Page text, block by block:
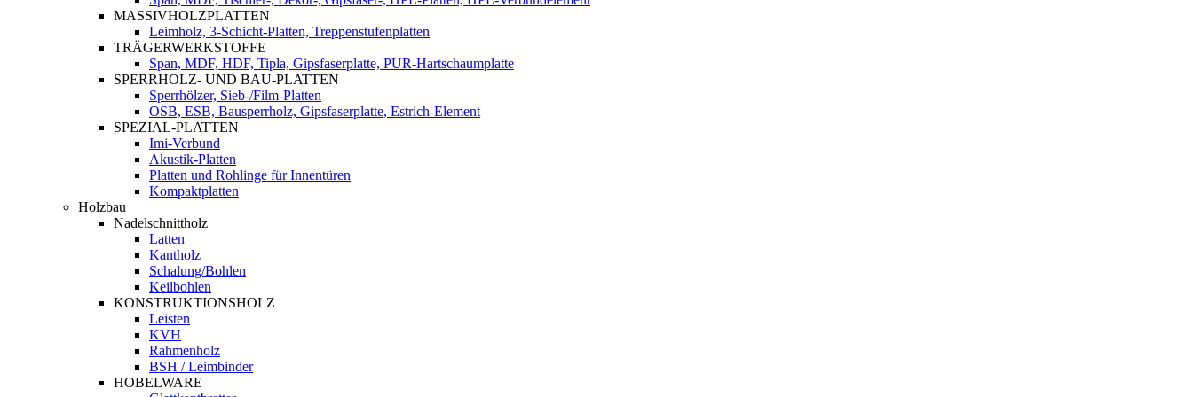
MASSIVHOLZPLATTEN
Leimholz, 3-Schicht-Platten, Treppenstufenplatten
TRÄGERWERKSTOFFE
Span, MDF, HDF, Tipla, Gipsfaserplatte, PUR-Hartschaumplatte
SPERRHOLZ- UND BAU-PLATTEN
Sperrhölzer, Sieb-/Film-Platten
OSB, ESB, Bausperrholz, Gipsfaserplatte, Estrich-Element
SPEZIAL-PLATTEN
Imi-Verbund
Akustik-Platten
Platten und Rohlinge für Innentüren
Kompaktplatten
Holzbau
Nadelschnittholz
Latten
Kantholz
Schalung/Bohlen
Keilbohlen
KONSTRUKTIONSHOLZ
Leisten
KVH
Rahmenholz
BSH / Leimbinder
HOBELWARE